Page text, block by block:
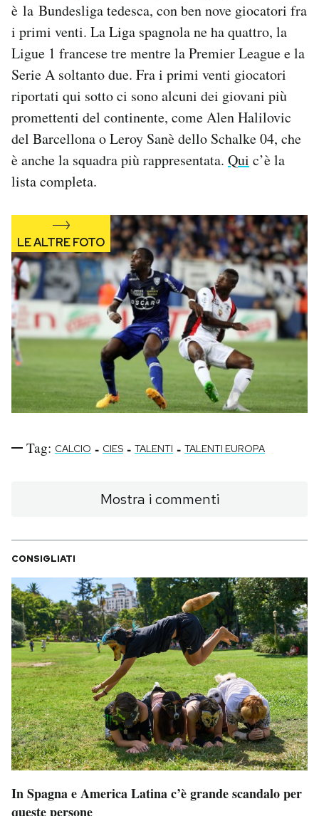
è la Bundesliga tedesca, con ben nove giocatori fra
i primi venti. La Liga spagnola ne ha quattro, la
Ligue 1 francese tre mentre la Premier League e la
Serie A soltanto due. Fra i primi venti giocatori
riportati qui sotto ci sono alcuni dei giovani più
promettenti del continente, come Alen Halilovic
del Barcellona o Leroy Sanè dello Schalke 04, che
è anche la squadra più rappresentata. Qui c’è la
lista completa.
Tag: CALCIO - CIES - TALENTI - TALENTI EUROPA
Mostra i commenti
CONSIGLIATI
In Spagna e America Latina c’è grande scandalo per
queste persone